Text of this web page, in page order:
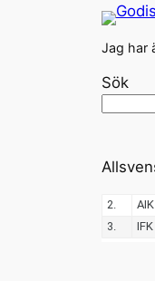
Jag har
Sök